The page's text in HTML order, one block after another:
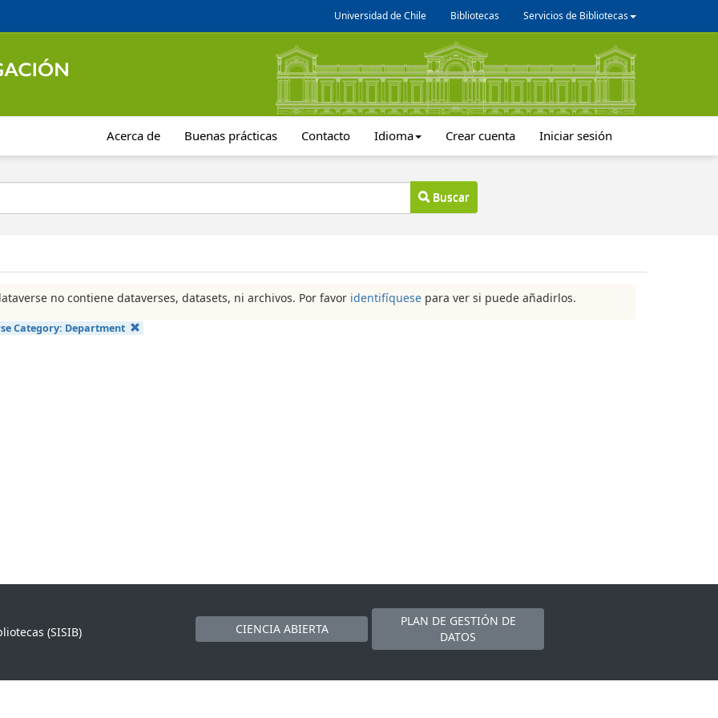
Universidad de Chile Bibliotecas Servicios de Bibliotecas
Acerca de Buenas prácticas Contacto Idioma Crear cuenta Iniciar sesión
Buscar
no contiene dataverses, datasets, ni archivos. Por favor identifíquese para ver si puede añadirlos.
Category: Department
(SISIB)
CIENCIA ABIERTA
PLAN DE GESTIÓN DE
DATOS